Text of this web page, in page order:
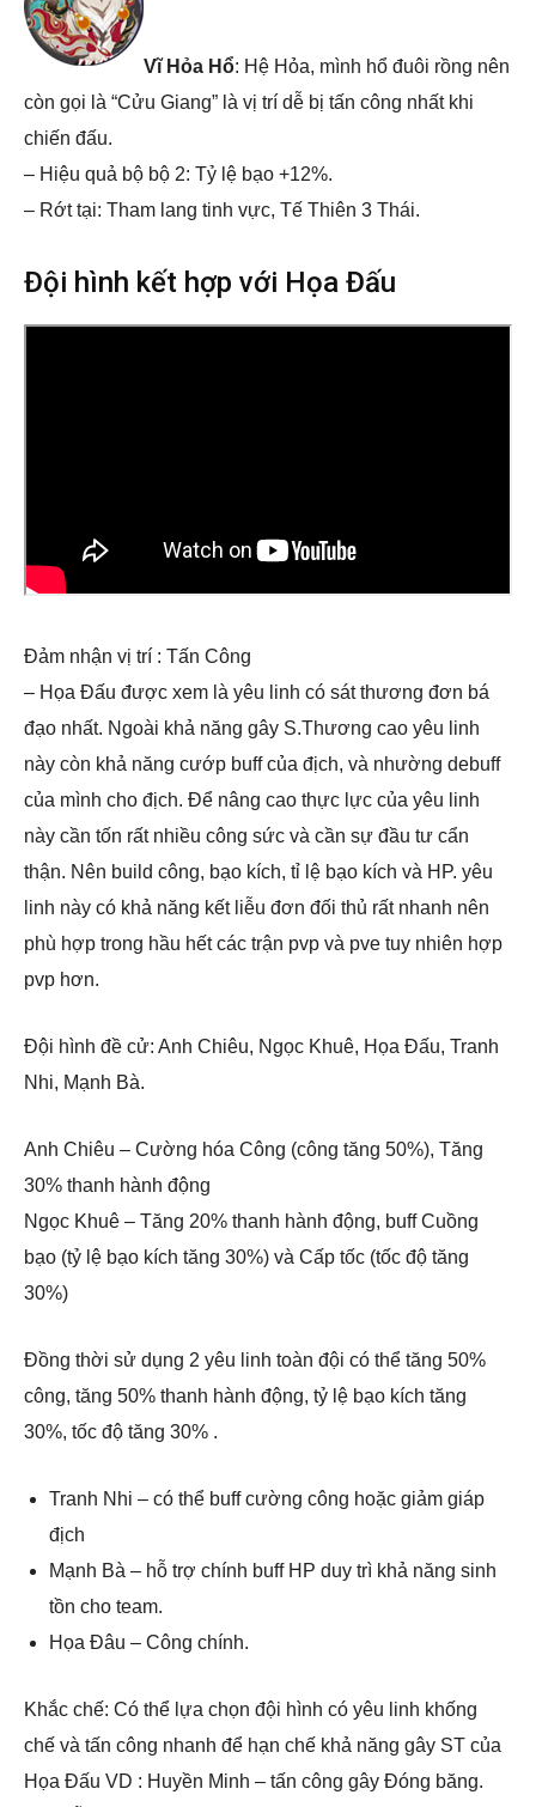
Vĩ Hỏa Hổ: Hệ Hỏa, mình hổ đuôi rồng nên
còn gọi là “Cửu Giang” là vị trí dễ bị tấn công nhất khi
chiến đấu.
– Hiệu quả bộ bộ 2: Tỷ lệ bạo +12%.
– Rớt tại: Tham lang tinh vực, Tế Thiên 3 Thái.
Đội hình kết hợp với Họa Đấu
Đảm nhận vị trí : Tấn Công
– Họa Đấu được xem là yêu linh có sát thương đơn bá
đạo nhất. Ngoài khả năng gây S.Thương cao yêu linh
này còn khả năng cướp buff của địch, và nhường debuff
của mình cho địch. Để nâng cao thực lực của yêu linh
này cần tốn rất nhiều công sức và cần sự đầu tư cẩn
thận. Nên build công, bạo kích, tỉ lệ bạo kích và HP. yêu
linh này có khả năng kết liễu đơn đối thủ rất nhanh nên
phù hợp trong hầu hết các trận pvp và pve tuy nhiên hợp
pvp hơn.
Đội hình đề cử: Anh Chiêu, Ngọc Khuê, Họa Đấu, Tranh
Nhi, Mạnh Bà.
Anh Chiêu – Cường hóa Công (công tăng 50%), Tăng
30% thanh hành động
Ngọc Khuê – Tăng 20% thanh hành động, buff Cuồng
bạo (tỷ lệ bạo kích tăng 30%) và Cấp tốc (tốc độ tăng
30%)
Đồng thời sử dụng 2 yêu linh toàn đội có thể tăng 50%
công, tăng 50% thanh hành động, tỷ lệ bạo kích tăng
30%, tốc độ tăng 30% .
Tranh Nhi – có thể buff cường công hoặc giảm giáp
địch
Mạnh Bà – hỗ trợ chính buff HP duy trì khả năng sinh
tồn cho team.
Họa Đâu – Công chính.
Khắc chế: Có thể lựa chọn đội hình có yêu linh khống
chế và tấn công nhanh để hạn chế khả năng gây ST của
Họa Đấu VD : Huyền Minh – tấn công gây Đóng băng.